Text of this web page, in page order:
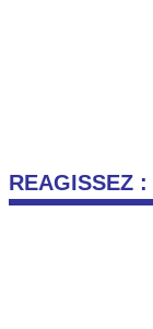
REAGISSEZ :